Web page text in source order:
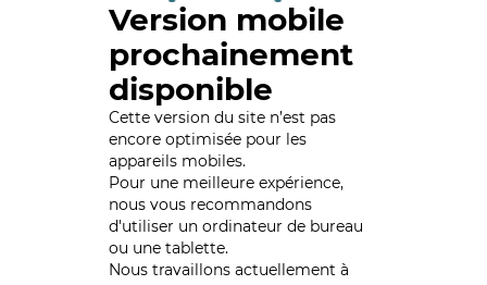
Version mobile
prochainement
disponible
Cette version du site n’est pas
encore optimisée pour les
appareils mobiles.
Pour une meilleure expérience,
nous vous recommandons
d'utiliser un ordinateur de bureau
ou une tablette.
Nous travaillons actuellement à